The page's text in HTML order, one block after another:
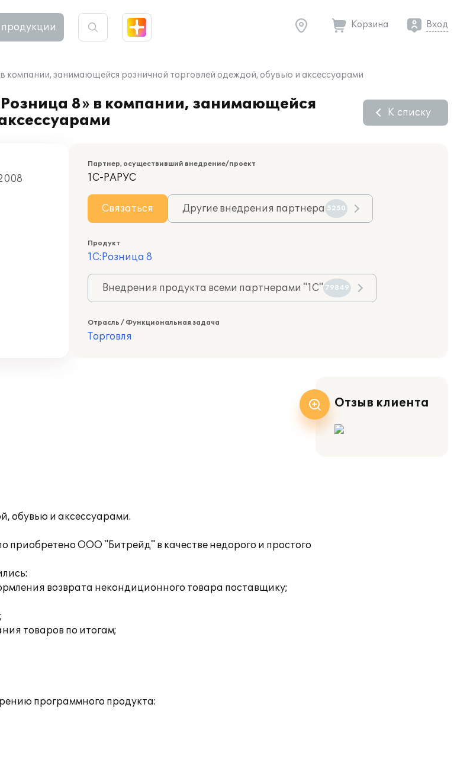
Корзина Вход
занимающейся розничной торговлей одеждой, обувью и аксессуарами
8» в компании, занимающейся
К списку
Партнер, осуществивший внедрение/проект
1С-РАРУС
Связаться Другие внедрения партнера 5250
Продукт
1С:Розница 8
Внедрения продукта всеми партнерами "1С" 79849
Отрасль / Функциональная задача
Торговля
обувью и аксессуарами.
ООО "Битрейд" в качестве недорого и простого
возврата некондиционного товара поставщику;
товаров по итогам;
программного продукта:
Отзыв клиента